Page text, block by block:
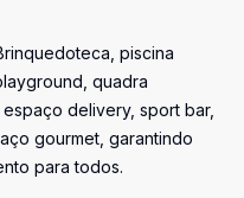
piscina
quadra
delivery, sport bar,
gourmet, garantindo
para todos.